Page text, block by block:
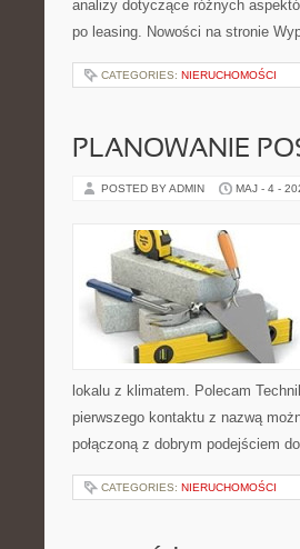
analizy dotyczące różnych
po leasing. Nowości na stronie
CATEGORIES: NIERUCHOMOŚCI
PLANOWANIE
POSTED BY ADMIN MAJ - 4 -
lokalu z klimatem. Polecam
pierwszego kontaktu z nazwą
połączoną z dobrym podejściem
CATEGORIES: NIERUCHOMOŚCI